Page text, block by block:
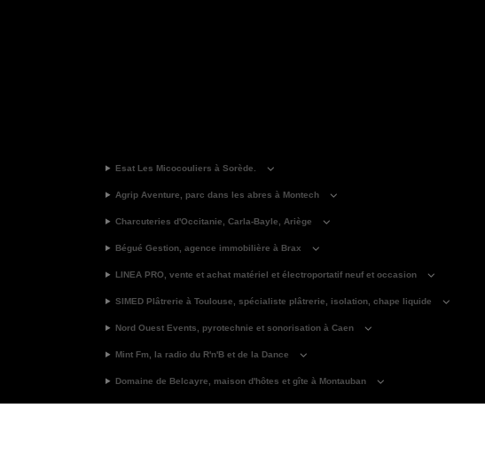
Esat Les Micocouliers à Sorède.
Agrip Aventure, parc dans les abres à Montech
Charcuteries d'Occitanie, Carla-Bayle, Ariège
Bégué Gestion, agence immobilière à Brax
LINEA PRO, vente et achat matériel et électroportatif neuf et occasion
SIMED Plâtrerie à Toulouse, spécialiste plâtrerie, isolation, chape liquide
Nord Ouest Events, pyrotechnie et sonorisation à Caen
Mint Fm, la radio du R'n'B et de la Dance
Domaine de Belcayre, maison d'hôtes et gîte à Montauban